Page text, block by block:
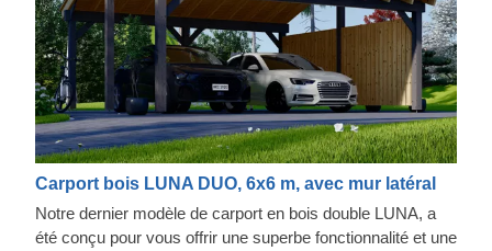
Carport bois LUNA DUO, 6x6 m, avec mur latéral
Notre dernier modèle de carport en bois double LUNA, a
été conçu pour vous offrir une superbe fonctionnalité et une